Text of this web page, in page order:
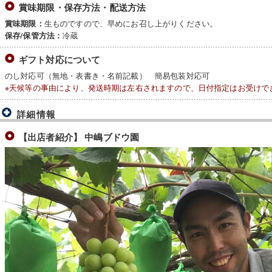
賞味期限・保存方法・配送方法
賞味期限： 生ものですので、早めにお召し上がりください。
保存/保管方法：冷蔵
ギフト対応について
のし対応可（無地・表書き・名前記載） 簡易包装対応可
※天候等の事由により、発送時期は左右されますので、日付指定はお受けで
詳細情報
【出店者紹介】 中嶋ブドウ園